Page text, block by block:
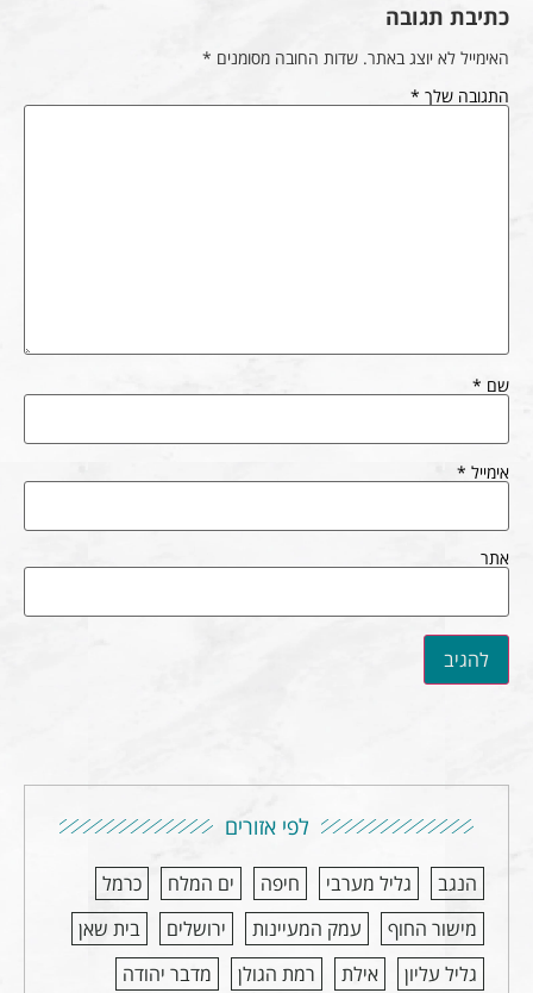
כתיבת תגובה
האימייל לא יוצג באתר. שדות החובה מסומנים *
התגובה שלך *
שם *
אימייל *
אתר
לפי אזורים
הנגב גליל מערבי חיפה ים המלח
כרמל
מישור החוף
עמק המעיינות ירושלים
בית שאן
גליל עליון
אילת רמת הגולן
מדבר יהודה